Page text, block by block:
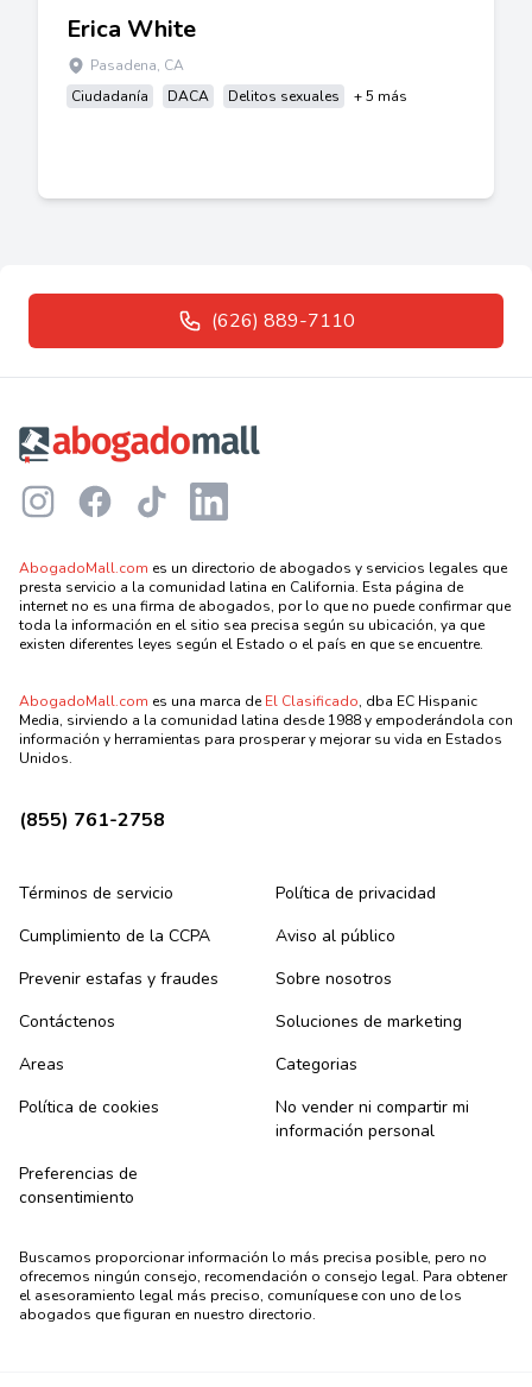
Erica White
Pasadena, CA
Ciudadanía
DACA Delitos sexuales + 5 más
(626) 889-7110
InstagramFacebookTikTok LinkedIn
AbogadoMall.com es un directorio de abogados y servicios legales que
presta servicio a la comunidad latina en California. Esta página de
internet no es una firma de abogados, por lo que no puede confirmar que
toda la información en el sitio sea precisa según su ubicación, ya que
existen diferentes leyes según el Estado o el país en que se encuentre.
AbogadoMall.com es una marca deEl Clasificado, dba EC Hispanic
Media, sirviendo a la comunidad latina desde 1988 y empoderándola con
información y herramientas para prosperar y mejorar su vida en Estados
Unidos.
(855) 761-2758
Términos de servicio
Política de privacidad
Cumplimiento de la CCPA
Aviso al público
Prevenir estafas y fraudes
Sobre nosotros
Contáctenos
Soluciones de marketing
Areas
Categorias
Política de cookies
No vender ni compartir mi
información personal
Preferencias de
consentimiento
Buscamos proporcionar información lo más precisa posible, pero no
ofrecemos ningún consejo, recomendación o consejo legal. Para obtener
el asesoramiento legal más preciso, comuníquese con uno de los
abogados que figuran en nuestro directorio.